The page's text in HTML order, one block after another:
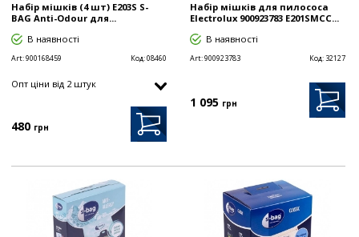
Набір мішків (4 шт) E203S S-
BAG Anti-Odour для...
В наявності
Art:900168459 Код:08460
Опт цiни від 2 штук
480 грн
Набір мішків для пилососа
Electrolux 900923783 E201SMCC...
В наявності
Art:900923783 Код: 32127
1 095 грн